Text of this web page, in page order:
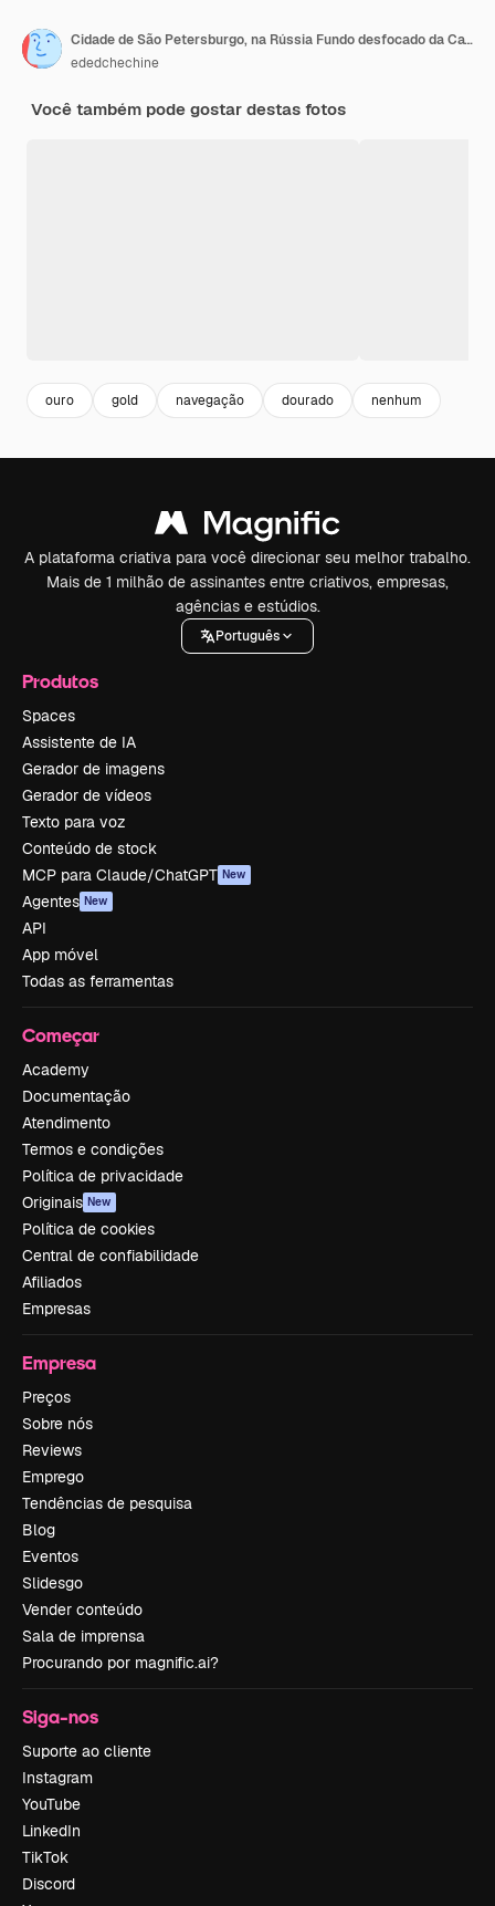
Cidade de São Petersburgo, na Rússia Fundo desfocado da Catedral de Santo Isaac, foco na vista de flores da Ilha Vasilyevsky através do céu nublado do Rio Neva Tour na Rússia
ededchechine
Você também pode gostar destas fotos
ouro gold navegação dourado nenhum
A plataforma criativa para você direcionar seu melhor trabalho.
Mais de 1 milhão de assinantes entre criativos, empresas,
agências e estúdios.
Português
Produtos
Spaces
Assistente de IA
Gerador de imagens
Gerador de vídeos
Texto para voz
Conteúdo de stock
MCP para Claude/ChatGPT New
Agentes New
API
App móvel
Todas as ferramentas
Começar
Academy
Documentação
Atendimento
Termos e condições
Política de privacidade
Originais New
Política de cookies
Central de confiabilidade
Afiliados
Empresas
Empresa
Preços
Sobre nós
Reviews
Emprego
Tendências de pesquisa
Blog
Eventos
Slidesgo
Vender conteúdo
Sala de imprensa
Procurando por magnific.ai?
Siga-nos
Suporte ao cliente
Instagram
YouTube
LinkedIn
TikTok
Discord